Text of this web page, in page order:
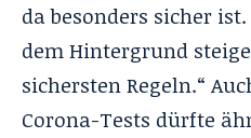
da besonders sicher
dem Hintergrund
sichersten Regeln.“
Corona-Tests dürfte